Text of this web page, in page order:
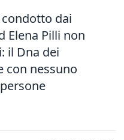
dai
Elena Pilli non
il Dna dei
con nessuno